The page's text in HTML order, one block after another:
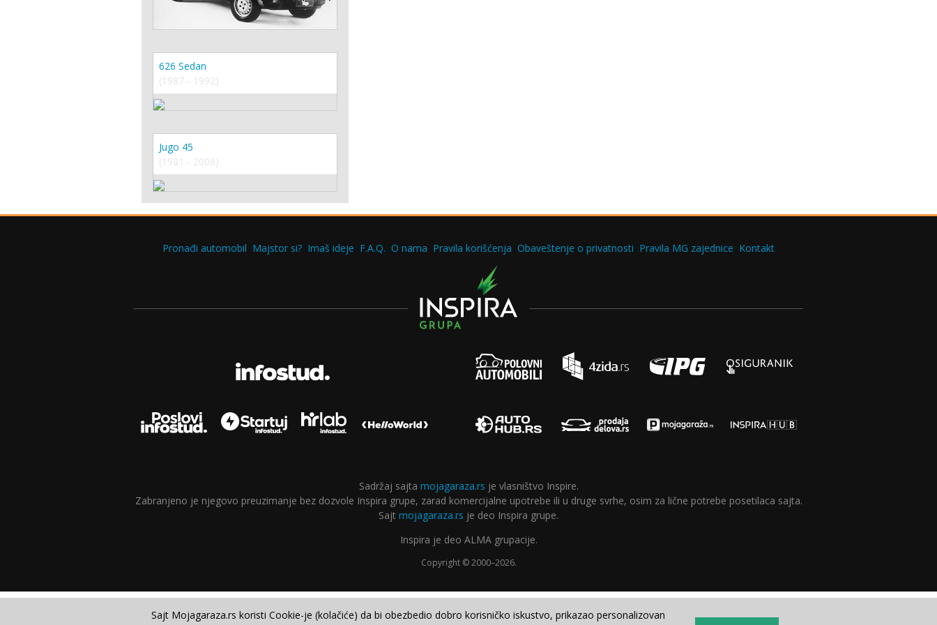
626 Sedan
(1987 - 1992)
Jugo 45
(1981 - 2008)
Pronađi automobil Majstor si? Imaš ideje F.A.Q. O nama Pravila korišćenja Obaveštenje o privatnosti Pravila MG zajednice Kontakt
Sadržaj sajta mojagaraza.rs je vlasništvo Inspire.
Zabranjeno je njegovo preuzimanje bez dozvole Inspira grupe, zarad komercijalne upotrebe ili u druge svrhe, osim za lične potrebe posetilaca sajta.
Sajt mojagaraza.rs je deo Inspira grupe.
Inspira je deo ALMA grupacije.
Copyright © 2000–2026.
Sajt Mojagaraza.rs koristi Cookie-je (kolačiće) da bi obezbedio dobro korisničko iskustvo, prikazao personalizovan